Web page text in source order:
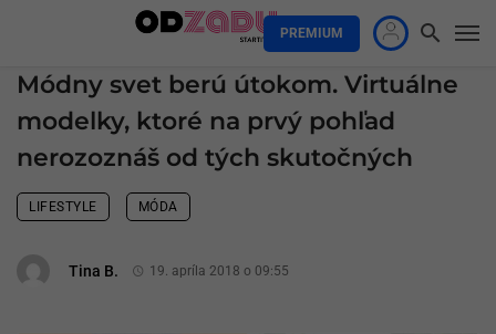
PREMIUM
Módny svet berú útokom. Virtuálne
modelky, ktoré na prvý pohľad
nerozoznáš od tých skutočných
LIFESTYLE MÓDA
Tina B. 19. apríla 2018 o 09:55